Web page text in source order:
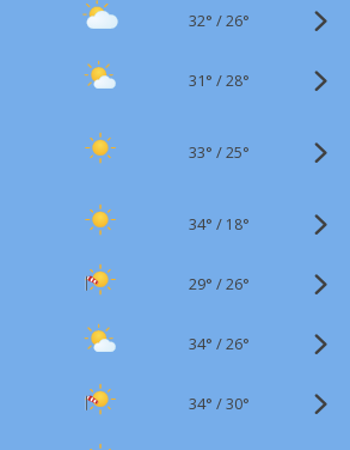
32° /26°
31° /28°
33° /25°
34° / 18°
29° /26°
34° /26°
34° /30°